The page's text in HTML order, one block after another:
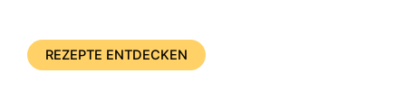
REZEPTE ENTDECKEN